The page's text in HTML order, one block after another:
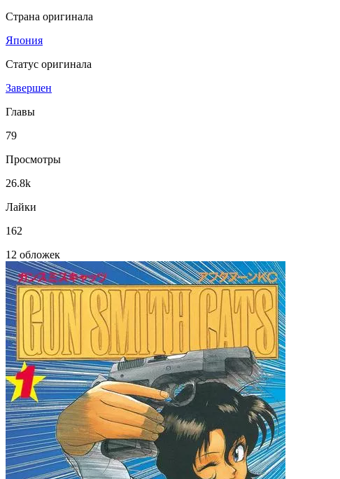
Страна оригинала
Япония
Статус оригинала
Завершен
Главы
79
Просмотры
26.8k
Лайки
162
12 обложек